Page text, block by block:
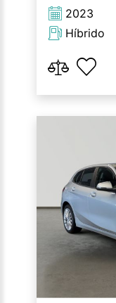
2023
Híbrido